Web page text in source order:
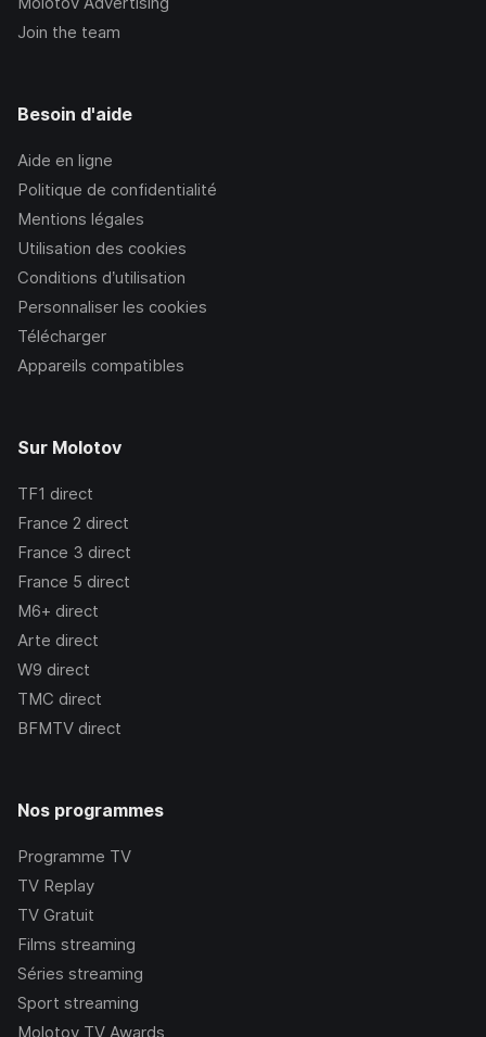
Join the team
Besoin d'aide
Aide en ligne
Politique de confidentialité
Mentions légales
Utilisation des cookies
Conditions d’utilisation
Personnaliser les cookies
Télécharger
Appareils compatibles
Sur Molotov
TF1 direct
France 2 direct
France 3 direct
France 5 direct
M6+ direct
Arte direct
W9 direct
TMC direct
BFMTV direct
Nos programmes
Programme TV
TV Replay
TV Gratuit
Films streaming
Séries streaming
Sport streaming
Molotov TV Awards